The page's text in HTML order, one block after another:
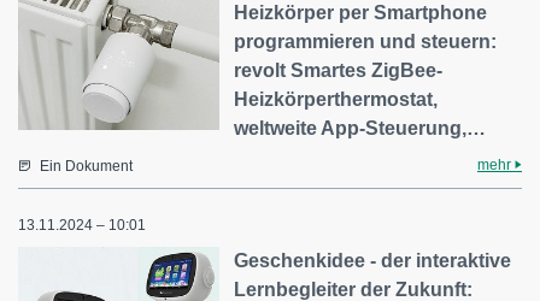
Heizkörper per Smartphone
programmieren und steuern:
revolt Smartes ZigBee-
Heizkörperthermostat,
weltweite App-Steuerung,…
Ein Dokument mehr
13.11.2024 – 10:01
Geschenkidee - der interaktive
Lernbegleiter der Zukunft: